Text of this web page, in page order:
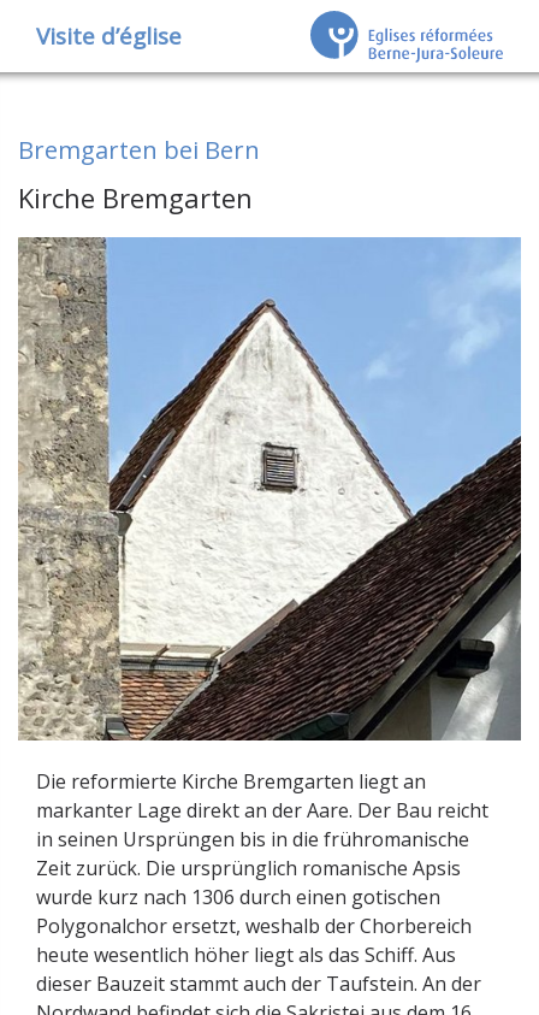
Visite d’église
Bremgarten bei Bern
Kirche Bremgarten
Die reformierte Kirche Bremgarten liegt an
markanter Lage direkt an der Aare. Der Bau reicht
in seinen Ursprüngen bis in die frühromanische
Zeit zurück. Die ursprünglich romanische Apsis
wurde kurz nach 1306 durch einen gotischen
Polygonalchor ersetzt, weshalb der Chorbereich
heute wesentlich höher liegt als das Schiff. Aus
dieser Bauzeit stammt auch der Taufstein. An der